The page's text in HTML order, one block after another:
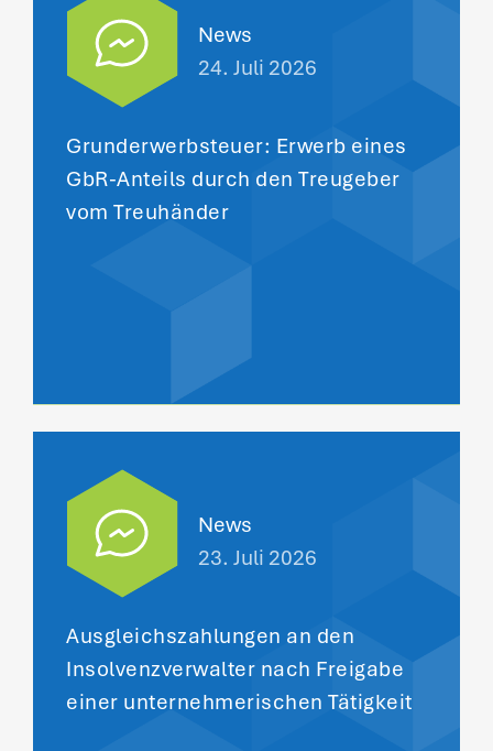
News
24. Juli 2026
Grunderwerbsteuer: Erwerb eines
GbR-Anteils durch den Treugeber
vom Treuhänder
News
23. Juli 2026
Ausgleichszahlungen an den
Insolvenzverwalter nach Freigabe
einer unternehmerischen Tätigkeit